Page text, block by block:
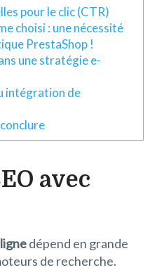
pour le clic (CTR)
choisi : une nécessité
PrestaShop !
une stratégie e-
intégration de
avec
dépend en grande
de recherche.